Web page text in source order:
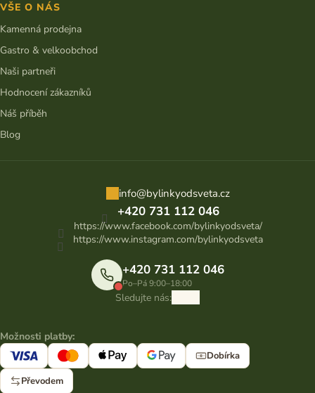
info@bylinkyodsveta.cz
+420 731 112 046
https://www.facebook.com/bylinkyodsveta/
https://www.instagram.com/bylinkyodsveta
+420 731 112 046
Po–Pá 9:00–18:00
Sledujte nás:
VŠE O NÁS
Kamenná prodejna
Gastro & velkoobchod
Naši partneři
Hodnocení zákazníků
Náš příběh
Blog
Možnosti platby:
Dobírka
Převodem